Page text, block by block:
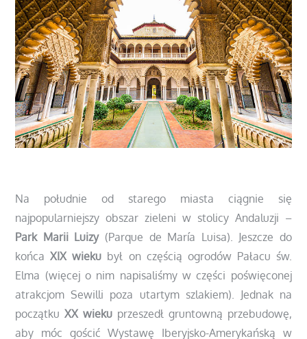
Na południe od starego miasta ciągnie się
najpopularniejszy obszar zieleni w stolicy Andaluzji –
Park Marii Luizy(Parque de María Luisa). Jeszcze do
końcaXIX wieku był on częścią ogrodów Pałacu św.
Elma (więcej o nim napisaliśmy w części poświęconej
atrakcjom Sewilli poza utartym szlakiem). Jednak na
początkuXX wieku przeszedł gruntowną przebudowę,
aby móc gościć Wystawę Iberyjsko-Amerykańską w